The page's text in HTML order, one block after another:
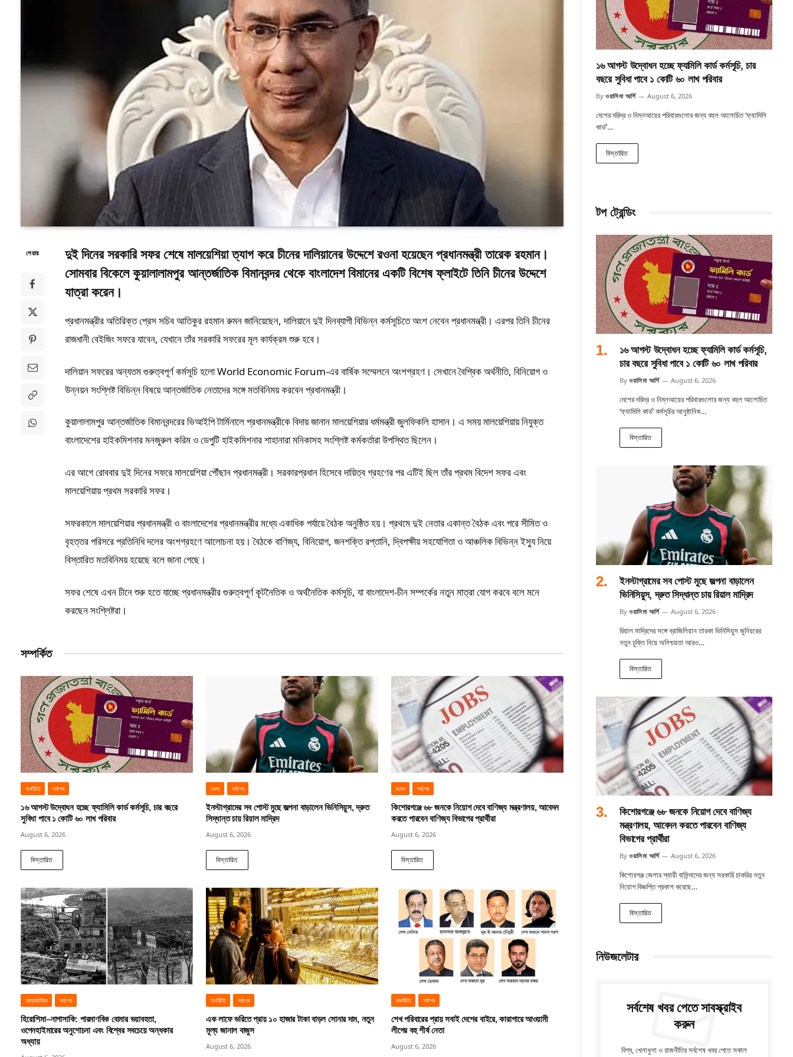
শেয়ার
দুই দিনের সরকারি সফর শেষে মালয়েশিয়া ত্যাগ করে চীনের দালিয়ানের উদ্দেশে রওনা হয়েছেন প্রধানমন্ত্রী তারেক রহমান।
সোমবার বিকেলে কুয়ালালামপুর আন্তর্জাতিক বিমানবন্দর থেকে বাংলাদেশ বিমানের একটি বিশেষ ফ্লাইটে তিনি চীনের উদ্দেশে
যাত্রা করেন।
প্রধানমন্ত্রীর অতিরিক্ত প্রেস সচিব আতিকুর রহমান রুমন জানিয়েছেন, দালিয়ানে দুই দিনব্যাপী বিভিন্ন কর্মসূচিতে অংশ নেবেন প্রধানমন্ত্রী। এরপর তিনি চীনের
রাজধানী বেইজিং সফরে যাবেন, যেখানে তাঁর সরকারি সফরের মূল কার্যক্রম শুরু হবে।
দালিয়ান সফরের অন্যতম গুরুত্বপূর্ণ কর্মসূচি হলো World Economic Forum-এর বার্ষিক সম্মেলনে অংশগ্রহণ। সেখানে বৈশ্বিক অর্থনীতি, বিনিয়োগ ও
উন্নয়ন সংশ্লিষ্ট বিভিন্ন বিষয়ে আন্তর্জাতিক নেতাদের সঙ্গে মতবিনিময় করবেন প্রধানমন্ত্রী।
কুয়ালালামপুর আন্তর্জাতিক বিমানবন্দরের ভিআইপি টার্মিনালে প্রধানমন্ত্রীকে বিদায় জানান মালয়েশিয়ার ধর্মমন্ত্রী জুলফিকলি হাসান। এ সময় মালয়েশিয়ায় নিযুক্ত
বাংলাদেশের হাইকমিশনার মনজুরুল করিম ও ডেপুটি হাইকমিশনার শাহানারা মনিকাসহ সংশ্লিষ্ট কর্মকর্তারা উপস্থিত ছিলেন।
এর আগে রোববার দুই দিনের সফরে মালয়েশিয়া পৌঁছান প্রধানমন্ত্রী। সরকারপ্রধান হিসেবে দায়িত্ব গ্রহণের পর এটিই ছিল তাঁর প্রথম বিদেশ সফর এবং
মালয়েশিয়ায় প্রথম সরকারি সফর।
সফরকালে মালয়েশিয়ার প্রধানমন্ত্রী ও বাংলাদেশের প্রধানমন্ত্রীর মধ্যে একাধিক পর্যায়ে বৈঠক অনুষ্ঠিত হয়। প্রথমে দুই নেতার একান্ত বৈঠক এবং পরে সীমিত ও
বৃহত্তর পরিসরে প্রতিনিধি দলের অংশগ্রহণে আলোচনা হয়। বৈঠকে বাণিজ্য, বিনিয়োগ, জনশক্তি রপ্তানি, দ্বিপক্ষীয় সহযোগিতা ও আঞ্চলিক বিভিন্ন ইস্যু নিয়ে
বিস্তারিত মতবিনিময় হয়েছে বলে জানা গেছে।
সফর শেষে এখন চীনে শুরু হতে যাচ্ছে প্রধানমন্ত্রীর গুরুত্বপূর্ণ কূটনৈতিক ও অর্থনৈতিক কর্মসূচি, যা বাংলাদেশ-চীন সম্পর্কের নতুন মাত্রা যোগ করবে বলে মনে
করছেন সংশ্লিষ্টরা।
সম্পর্কিত
অর্থনীতি সর্বশেষ
১৬ আগস্ট উদ্বোধন হচ্ছে ফ্যামিলি কার্ড কর্মসূচি, চার বছরে
সুবিধা পাবে ১ কোটি ৬০ লাখ পরিবার
August 6, 2026
বিস্তারিত
খেলা সর্বশেষ
ইনস্টাগ্রামের সব পোস্ট মুছে জল্পনা বাড়ালেন ভিনিসিয়ুস, দ্রুত
সিদ্ধান্ত চায় রিয়াল মাদ্রিদ
August 6, 2026
বিস্তারিত
জবস সর্বশেষ
কিশোরগঞ্জে ৬৮ জনকে নিয়োগ দেবে বাণিজ্য মন্ত্রণালয়, আবেদন
করতে পারবেন বাণিজ্য বিভাগের প্রার্থীরা
August 6, 2026
বিস্তারিত
আন্তর্জাতিক সর্বশেষ
হিরোশিমা–নাগাসাকি: পারমাণবিক বোমার ভয়াবহতা,
ওপেনহাইমারের অনুশোচনা এবং বিশ্বের সবচেয়ে অন্ধকার
অধ্যায়
অর্থনীতি সর্বশেষ
এক লাফে ভরিতে প্রায় ১০ হাজার টাকা বাড়ল সোনার দাম, নতুন
মূল্য জানাল বাজুস
August 6, 2026
রাজনীতি সর্বশেষ
শেখ পরিবারের প্রায় সবাই দেশের বাইরে, কারাগারে আওয়ামী
লীগের বহু শীর্ষ নেতা
August 6, 2026
১৬ আগস্ট উদ্বোধন হচ্ছে ফ্যামিলি কার্ড কর্মসূচি, চার
বছরে সুবিধা পাবে ১ কোটি ৬০ লাখ পরিবার
By ওয়াসিমা আর্শি August 6, 2026
দেশের দরিদ্র ও নিম্নআয়ের পরিবারগুলোর জন্য বহুল আলোচিত ‘ফ্যামিলি
কার্ড’…
বিস্তারিত
টপ ট্রেন্ডিং
১৬ আগস্ট উদ্বোধন হচ্ছে ফ্যামিলি কার্ড কর্মসূচি,
চার বছরে সুবিধা পাবে ১ কোটি ৬০ লাখ পরিবার
By ওয়াসিমা আর্শি August 6, 2026
দেশের দরিদ্র ও নিম্নআয়ের পরিবারগুলোর জন্য বহুল আলোচিত
‘ফ্যামিলি কার্ড’ কর্মসূচির আনুষ্ঠানিক…
বিস্তারিত
ইনস্টাগ্রামের সব পোস্ট মুছে জল্পনা বাড়ালেন
ভিনিসিয়ুস, দ্রুত সিদ্ধান্ত চায় রিয়াল মাদ্রিদ
By ওয়াসিমা আর্শি August 6, 2026
রিয়াল মাদ্রিদের সঙ্গে ব্রাজিলিয়ান তারকা ভিনিসিয়ুস জুনিয়রের
নতুন চুক্তি নিয়ে অনিশ্চয়তা আরও…
বিস্তারিত
কিশোরগঞ্জে ৬৮ জনকে নিয়োগ দেবে বাণিজ্য
মন্ত্রণালয়, আবেদন করতে পারবেন বাণিজ্য
বিভাগের প্রার্থীরা
By ওয়াসিমা আর্শি August 6, 2026
কিশোরগঞ্জ জেলার স্থায়ী বাসিন্দাদের জন্য সরকারি চাকরির নতুন
নিয়োগ বিজ্ঞপ্তি প্রকাশ করেছে…
বিস্তারিত
নিউজলেটার
সর্বশেষ খবর পেতে সাবস্ক্রাইব
করুন
বিশ্ব, খেলাধুলা ও রাজনীতির সর্বশেষ খবর পেতে সকাল